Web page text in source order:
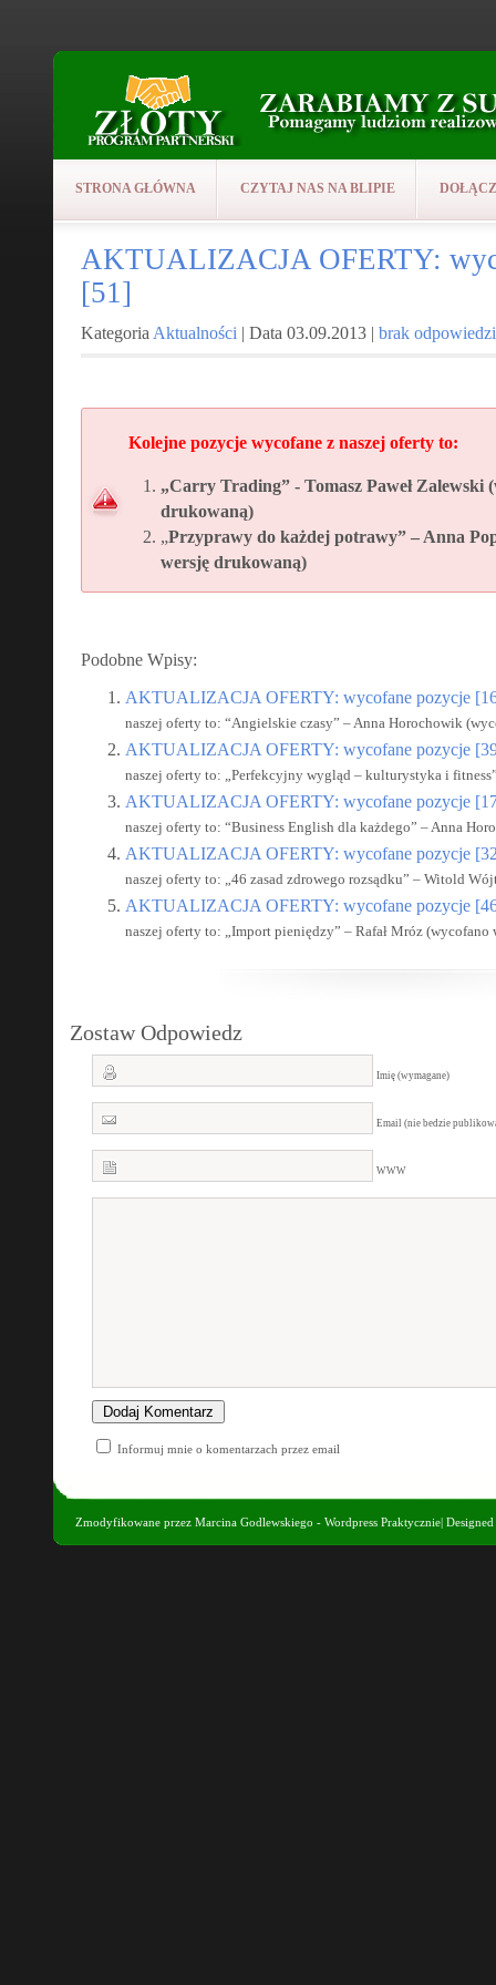
STRONA GŁÓWNA CZYTAJ NAS NA BLIPIE
AKTUALIZACJA OFERTY:
[51]
Kategoria Aktualności | Data 03.09.2013 | brak odpowiedzi
Kolejne pozycje wycofane z naszej oferty to:
„Carry Trading” - Tomasz Paweł Zalewski
drukowaną)
„Przyprawy do każdej potrawy” – Anna
wersję drukowaną)
Podobne Wpisy:
AKTUALIZACJA OFERTY: wycofane pozycje
naszej oferty to: “Angielskie czasy” – Anna Horochowik
AKTUALIZACJA OFERTY: wycofane pozycje
naszej oferty to: „Perfekcyjny wygląd – kulturystyka i
AKTUALIZACJA OFERTY: wycofane pozycje
naszej oferty to: “Business English dla każdego” – Anna
AKTUALIZACJA OFERTY: wycofane pozycje
naszej oferty to: „46 zasad zdrowego rozsądku” – Witold
AKTUALIZACJA OFERTY: wycofane pozycje
naszej oferty to: „Import pieniędzy” – Rafał Mróz (wycofano
Zostaw Odpowiedz
Imię (wymagane)
Email (nie bedzie
WWW
Informuj mnie o komentarzach przez email
Zmodyfikowane przez Marcina Godlewskiego - Wordpress Praktycznie|